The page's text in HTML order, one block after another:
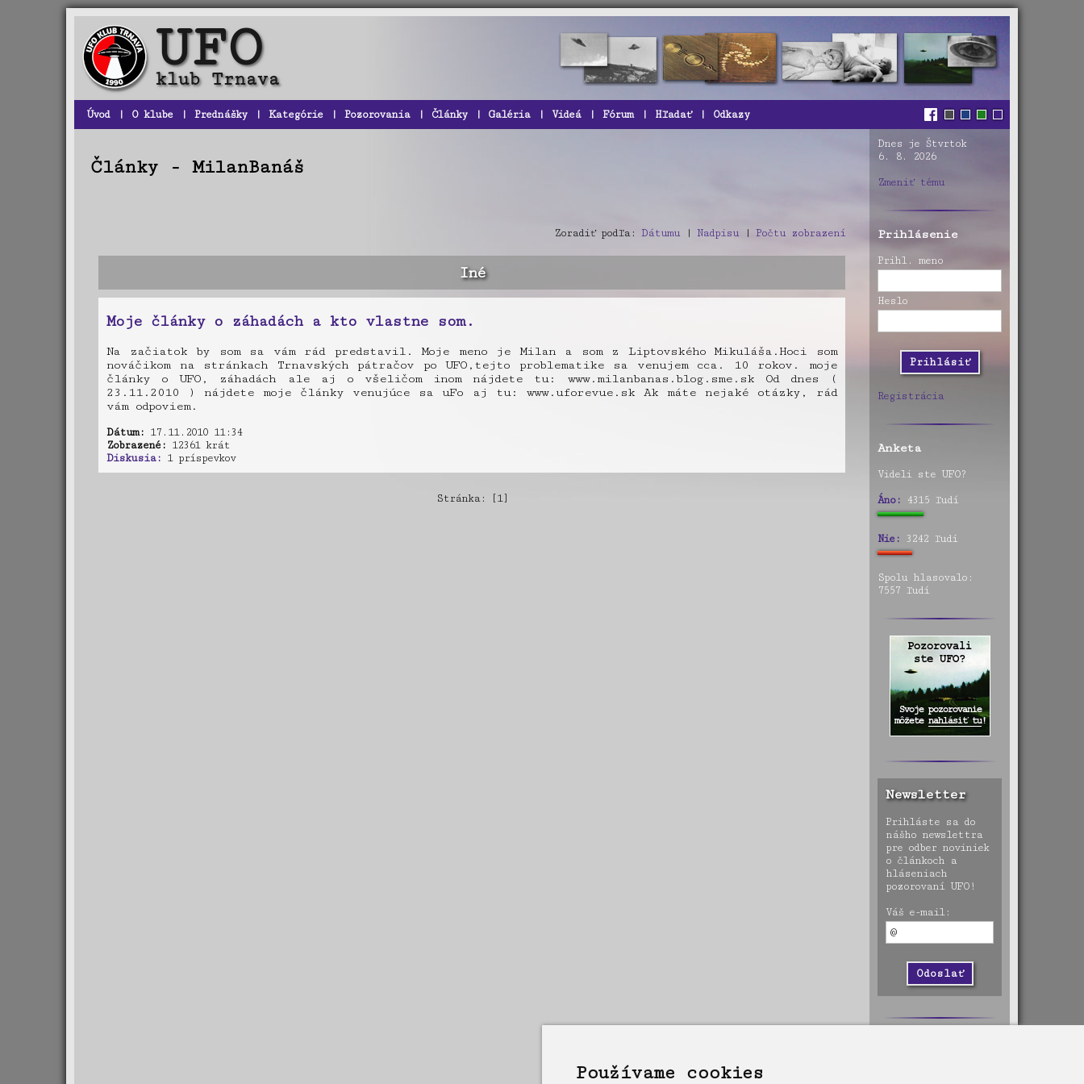
Používame cookies
Úvod | O klube | Prednášky | Kategórie | Pozorovania | Články | Galéria | Videá | Fórum | Hľadať | Odkazy
Články - MilanBanáš
Zoradiť podľa: Dátumu | Nadpisu | Počtu zobrazení
Iné
Moje články o záhadách a kto vlastne som.
Na začiatok by som sa vám rád predstavil. Moje meno je Milan a som z Liptovského Mikuláša.Hoci som
nováčikom na stránkach Trnavských pátračov po UFO,tejto problematike sa venujem cca. 10 rokov. moje
články o UFO, záhadách ale aj o všeličom inom nájdete tu: www.milanbanas.blog.sme.sk Od dnes (
23.11.2010 ) nájdete moje články venujúce sa uFo aj tu: www.uforevue.sk Ak máte nejaké otázky, rád
vám odpoviem.
Dátum: 17.11.2010 11:34
Zobrazené: 12361 krát
Diskusia: 1 príspevkov
Stránka: [1]
Dnes je Štvrtok
6. 8. 2026
Zmeniť tému
Prihlásenie
Prihl. meno
Heslo
Registrácia
Anketa
Videli ste UFO?
Áno: 4315 ľudí
Nie: 3242 ľudí
Spolu hlasovalo:
7557 ľudí
Newsletter
Prihláste sa do
nášho newslettra
pre odber noviniek
o článkoch a
hláseniach
pozorovaní UFO!
Váš e-mail: